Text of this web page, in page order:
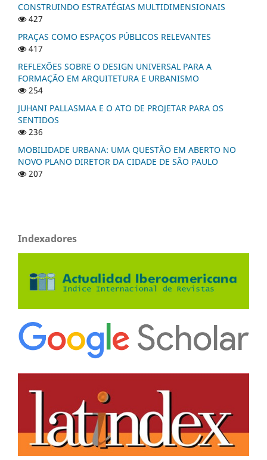
CONSTRUINDO ESTRATÉGIAS MULTIDIMENSIONAIS
427
PRAÇAS COMO ESPAÇOS PÚBLICOS RELEVANTES
417
REFLEXÕES SOBRE O DESIGN UNIVERSAL PARA A
FORMAÇÃO EM ARQUITETURA E URBANISMO
254
JUHANI PALLASMAA E O ATO DE PROJETAR PARA OS
SENTIDOS
236
MOBILIDADE URBANA: UMA QUESTÃO EM ABERTO NO
NOVO PLANO DIRETOR DA CIDADE DE SÃO PAULO
207
Indexadores